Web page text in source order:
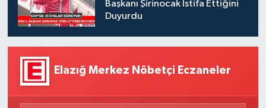
Başkanı Şirinocak İstifa Ettiğini
Duyurdu
Elazığ Merkez Nöbetçi Eczaneler